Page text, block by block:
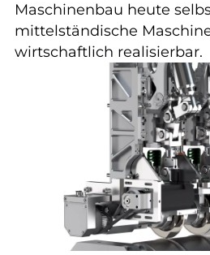
Maschinenbau heute
mittelständische
wirtschaftlich realisierbar.